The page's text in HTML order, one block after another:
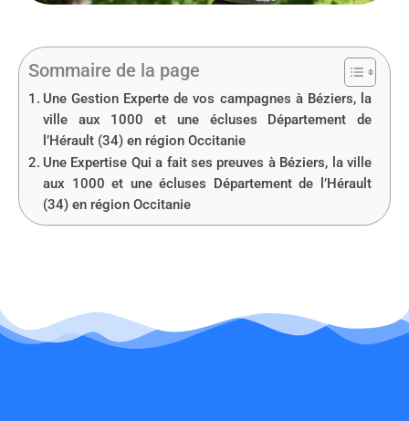
Sommaire de la page
Une Gestion Experte de vos campagnes à Béziers, la
ville aux 1000 et une écluses Département de
l’Hérault (34) en région Occitanie
Une Expertise Qui a fait ses preuves à Béziers, la ville
aux 1000 et une écluses Département de l’Hérault
(34) en région Occitanie